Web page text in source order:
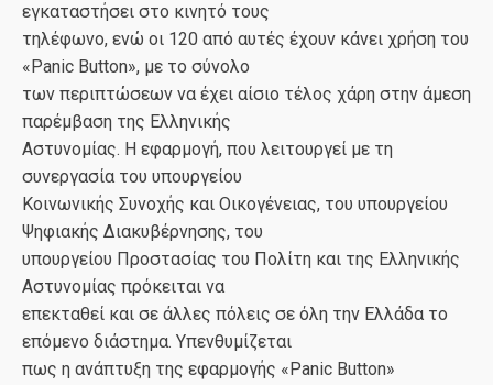
εγκαταστήσει στο κινητό τους
τηλέφωνο, ενώ οι 120 από αυτές έχουν κάνει χρήση του
«Panic Button», με το σύνολο
των περιπτώσεων να έχει αίσιο τέλος χάρη στην άμεση
παρέμβαση της Ελληνικής
Αστυνομίας. Η εφαρμογή, που λειτουργεί με τη
συνεργασία του υπουργείου
Κοινωνικής Συνοχής και Οικογένειας, του υπουργείου
Ψηφιακής Διακυβέρνησης, του
υπουργείου Προστασίας του Πολίτη και της Ελληνικής
Αστυνομίας πρόκειται να
επεκταθεί και σε άλλες πόλεις σε όλη την Ελλάδα το
επόμενο διάστημα. Υπενθυμίζεται
πως η ανάπτυξη της εφαρμογής «Panic Button»